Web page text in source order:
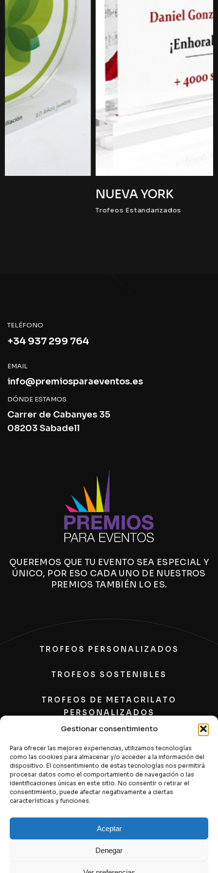
Gestionar consentimiento
Para ofrecer las mejores experiencias, utilizamos tecnologías
como las cookies para almacenar y/o acceder a la información del
dispositivo. El consentimiento de estas tecnologías nos permitirá
procesar datos como el comportamiento de navegación o las
identificaciones únicas en este sitio. No consentir o retirar el
consentimiento, puede afectar negativamente a ciertas
características y funciones.
Aceptar
Denegar
TELÉFONO
+34 937 299 764
EMAIL
info@premiosparaeventos.es
DÓNDE ESTAMOS
Carrer de Cabanyes 35
08203 Sabadell
QUEREMOS QUE TU EVENTO SEA ESPECIAL Y
ÚNICO, POR ESO CADA UNO DE NUESTROS
PREMIOS TAMBIÉN LO ES.
TROFEOS PERSONALIZADOS
TROFEOS SOSTENIBLES
TROFEOS DE METACRILATO
PERSONALIZADOS
CONTACTO
Aviso Legal y Política de Privacidad–Política de
cookies